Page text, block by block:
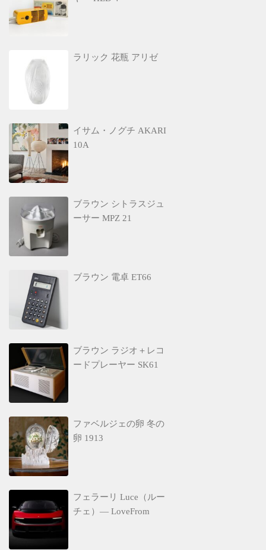
ラリック 花瓶 アリゼ
イサム・ノグチ AKARI
10A
ブラウン シトラスジュ
ーサー MPZ 21
ブラウン 電卓 ET66
ブラウン ラジオ＋レコ
ードプレーヤー SK61
ファベルジェの卵 冬の
卵 1913
フェラーリ Luce（ルー
チェ）— LoveFrom